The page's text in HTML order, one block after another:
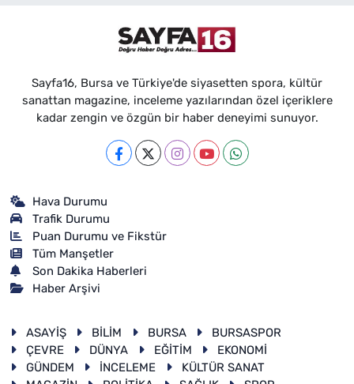
Sayfa16, Bursa ve Türkiye'de siyasetten spora, kültür
sanattan magazine, inceleme yazılarından özel içeriklere
kadar zengin ve özgün bir haber deneyimi sunuyor.
Hava Durumu
Trafik Durumu
Puan Durumu ve Fikstür
Tüm Manşetler
Son Dakika Haberleri
Haber Arşivi
ASAYİŞ BİLİM BURSA
BURSASPOR
ÇEVRE
DÜNYA EĞİTİM
EKONOMİ
GÜNDEM
İNCELEME
KÜLTÜR SANAT